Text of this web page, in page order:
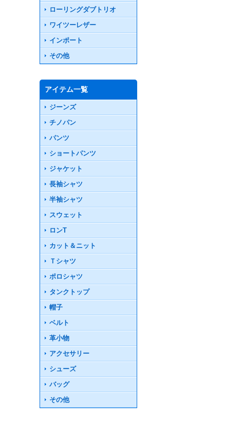
ローリングダブトリオ
ワイツーレザー
インポート
その他
アイテム一覧
ジーンズ
チノパン
パンツ
ショートパンツ
ジャケット
長袖シャツ
半袖シャツ
スウェット
ロンT
カット＆ニット
Ｔシャツ
ポロシャツ
タンクトップ
帽子
ベルト
革小物
アクセサリー
シューズ
バッグ
その他